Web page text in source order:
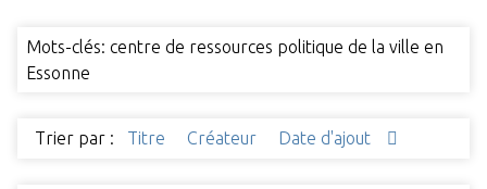
Mots-clés: centre de ressources politique de la ville en
Essonne
Trier par : Titre Créateur Date d'ajout